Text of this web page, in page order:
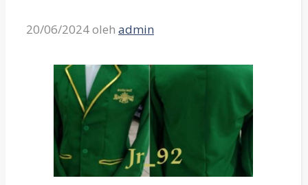
20/06/2024oleh admin